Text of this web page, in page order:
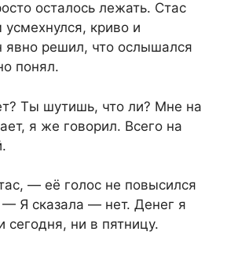
осталось лежать. Стас
криво и
явно решил, что ослышался
понял.
Ты шутишь, что ли? Мне на
я же говорил. Всего на
— её голос не повысился
Я сказала — нет. Денег я
ни в пятницу.